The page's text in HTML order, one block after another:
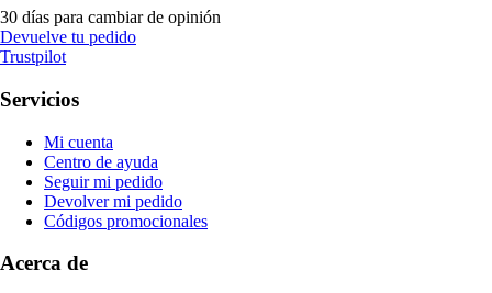
30 días para cambiar de opinión
Devuelve tu pedido
Trustpilot
Servicios
Mi cuenta
Centro de ayuda
Seguir mi pedido
Devolver mi pedido
Códigos promocionales
Acerca de